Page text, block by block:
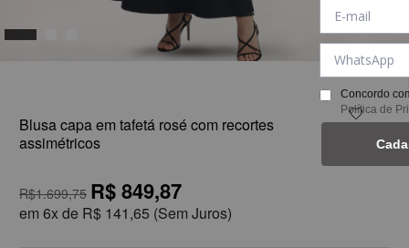
1
Blusa capa em tafetá rosé com recortes
assimétricos
R$1.699,75 R$ 849,87
em 6x de R$ 141,65 (Sem Juros)
Concordo
Política de